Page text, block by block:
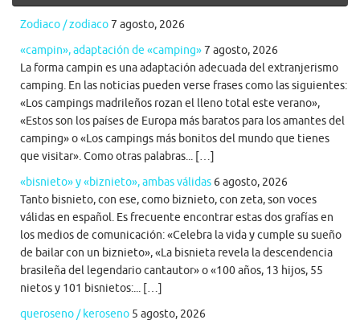
Zodiaco / zodiaco7 agosto, 2026
«campin», adaptación de «camping»7 agosto, 2026
La forma campin es una adaptación adecuada del extranjerismo
camping. En las noticias pueden verse frases como las siguientes:
«Los campings madrileños rozan el lleno total este verano»,
«Estos son los países de Europa más baratos para los amantes del
camping» o «Los campings más bonitos del mundo que tienes
que visitar». Como otras palabras... […]
«bisnieto» y «biznieto», ambas válidas 6 agosto, 2026
Tanto bisnieto, con ese, como biznieto, con zeta, son voces
válidas en español. Es frecuente encontrar estas dos grafías en
los medios de comunicación: «Celebra la vida y cumple su sueño
de bailar con un biznieto», «La bisnieta revela la descendencia
brasileña del legendario cantautor» o «100 años, 13 hijos, 55
nietos y 101 bisnietos:... […]
queroseno / keroseno 5 agosto, 2026